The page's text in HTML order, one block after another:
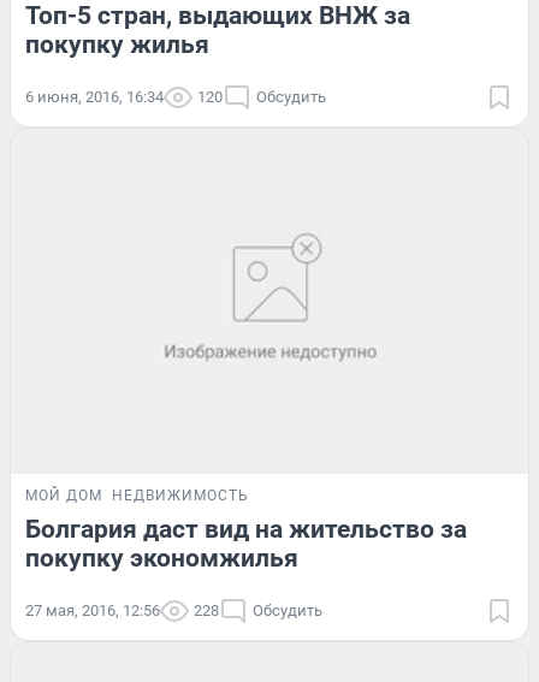
Топ-5 стран, выдающих ВНЖ за
покупку жилья
6 июня, 2016, 16:34 120 Обсудить
МОЙ ДОМ НЕДВИЖИМОСТЬ
Болгария даст вид на жительство за
покупку экономжилья
27 мая, 2016, 12:56 228 Обсудить